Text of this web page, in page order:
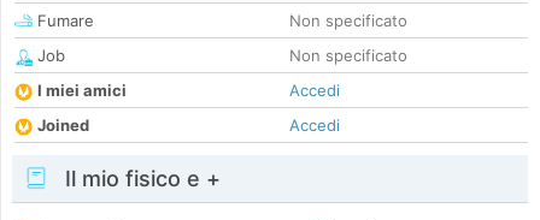
Fumare
Non specificato
Job
Non specificato
I miei amici
Accedi
Joined
Accedi
Il mio fisico e +